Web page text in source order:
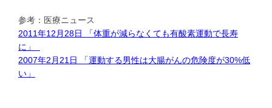
参考：医療ニュース
2011年12月28日 「体重が減らなくても有酸素運動で長寿
に」
2007年2月21日 「運動する男性は大腸がんの危険度が30%低
い」